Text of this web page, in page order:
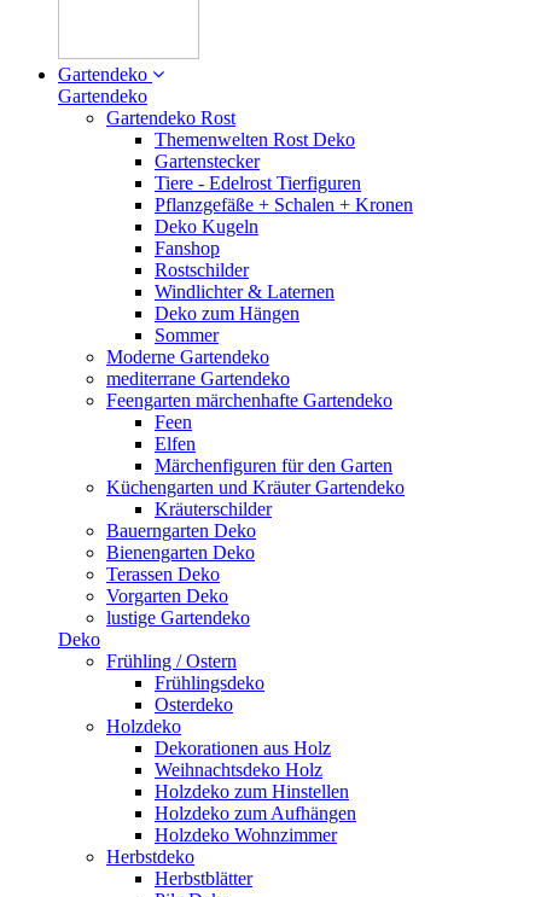
Gartendeko
Gartendeko
Gartendeko Rost
Themenwelten Rost Deko
Gartenstecker
Tiere - Edelrost Tierfiguren
Pflanzgefäße + Schalen + Kronen
Deko Kugeln
Fanshop
Rostschilder
Windlichter & Laternen
Deko zum Hängen
Sommer
Moderne Gartendeko
mediterrane Gartendeko
Feengarten märchenhafte Gartendeko
Feen
Elfen
Märchenfiguren für den Garten
Küchengarten und Kräuter Gartendeko
Kräuterschilder
Bauerngarten Deko
Bienengarten Deko
Terassen Deko
Vorgarten Deko
lustige Gartendeko
Deko
Frühling / Ostern
Frühlingsdeko
Osterdeko
Holzdeko
Dekorationen aus Holz
Weihnachtsdeko Holz
Holzdeko zum Hinstellen
Holzdeko zum Aufhängen
Holzdeko Wohnzimmer
Herbstdeko
Herbstblätter